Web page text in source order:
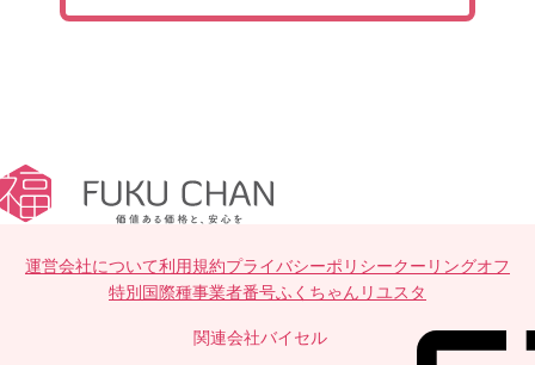
運営会社について利用規約プライバシーポリシークーリングオフ
特別国際種事業者番号ふくちゃんリユスタ
関連会社バイセル